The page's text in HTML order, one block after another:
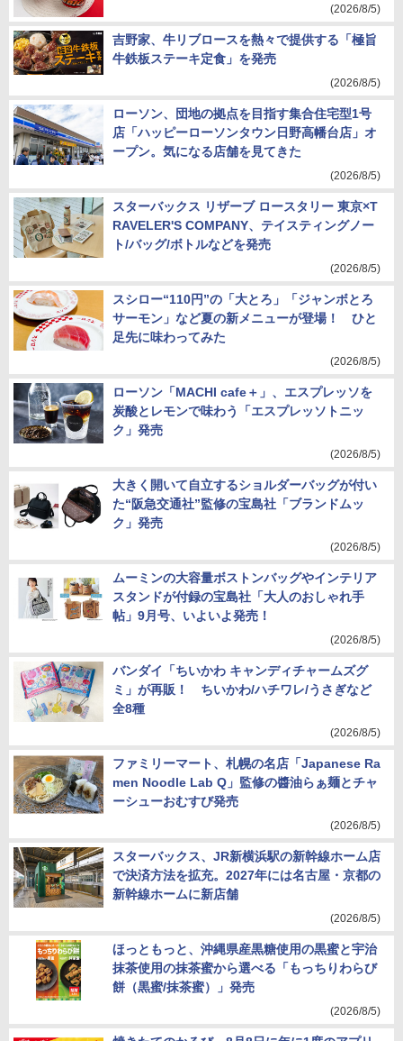
(2026/8/5)
吉野家、牛リブロースを熱々で提供する「極旨
牛鉄板ステーキ定食」を発売
(2026/8/5)
ローソン、団地の拠点を目指す集合住宅型1号
店「ハッピーローソンタウン日野高幡台店」オ
ープン。気になる店舗を見てきた
(2026/8/5)
スターバックス リザーブ ロースタリー 東京×T
RAVELER'S COMPANY、テイスティングノー
ト/バッグ/ボトルなどを発売
(2026/8/5)
スシロー“110円”の「大とろ」「ジャンボとろ
サーモン」など夏の新メニューが登場！ ひと
足先に味わってみた
(2026/8/5)
ローソン「MACHI cafe＋」、エスプレッソを
炭酸とレモンで味わう「エスプレッソトニッ
ク」発売
(2026/8/5)
大きく開いて自立するショルダーバッグが付い
た“阪急交通社”監修の宝島社「ブランドムッ
ク」発売
(2026/8/5)
ムーミンの大容量ボストンバッグやインテリア
スタンドが付録の宝島社「大人のおしゃれ手
帖」9月号、いよいよ発売！
(2026/8/5)
バンダイ「ちいかわ キャンディチャームズグ
ミ」が再販！ ちいかわ/ハチワレ/うさぎなど
全8種
(2026/8/5)
ファミリーマート、札幌の名店「Japanese Ra
men Noodle Lab Q」監修の醬油らぁ麺とチャ
ーシューおむすび発売
(2026/8/5)
スターバックス、JR新横浜駅の新幹線ホーム店
で決済方法を拡充。2027年には名古屋・京都の
新幹線ホームに新店舗
(2026/8/5)
ほっともっと、沖縄県産黒糖使用の黒蜜と宇治
抹茶使用の抹茶蜜から選べる「もっちりわらび
餅（黒蜜/抹茶蜜）」発売
(2026/8/5)